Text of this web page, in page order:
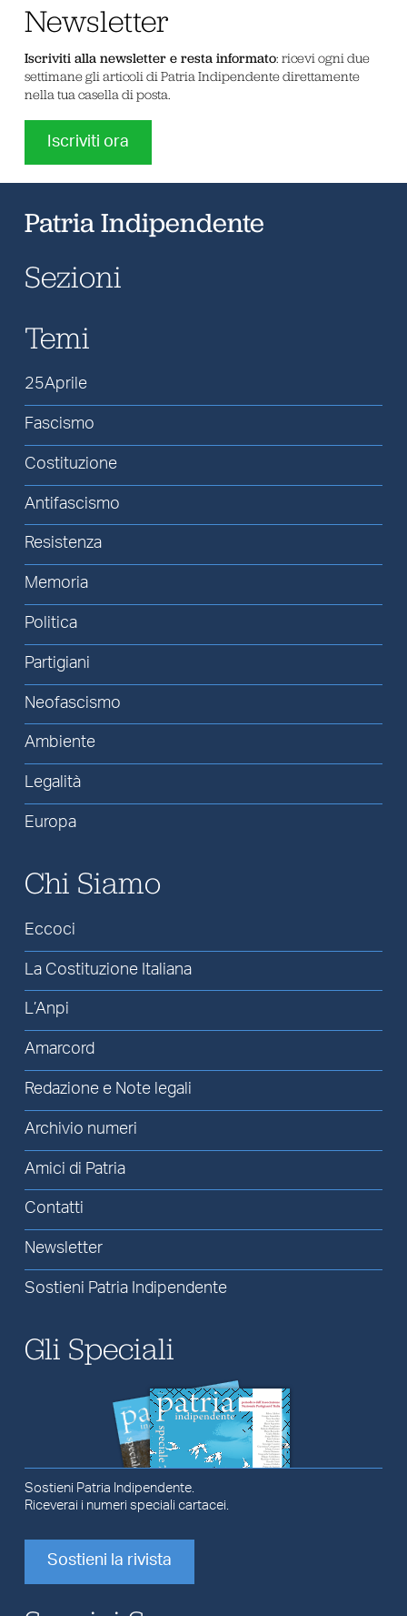
Newsletter
Iscriviti alla newsletter e resta informato: ricevi ogni due
settimane gli articoli di Patria Indipendente direttamente
nella tua casella di posta.
Iscriviti ora
Patria Indipendente
Sezioni
Temi
25Aprile
Fascismo
Costituzione
Antifascismo
Resistenza
Memoria
Politica
Partigiani
Neofascismo
Ambiente
Legalità
Europa
Chi Siamo
Eccoci
La Costituzione Italiana
L’Anpi
Amarcord
Redazione e Note legali
Archivio numeri
Amici di Patria
Contatti
Newsletter
Sostieni Patria Indipendente
Gli Speciali
Sostieni Patria Indipendente.
Riceverai i numeri speciali cartacei.
Sostieni la rivista